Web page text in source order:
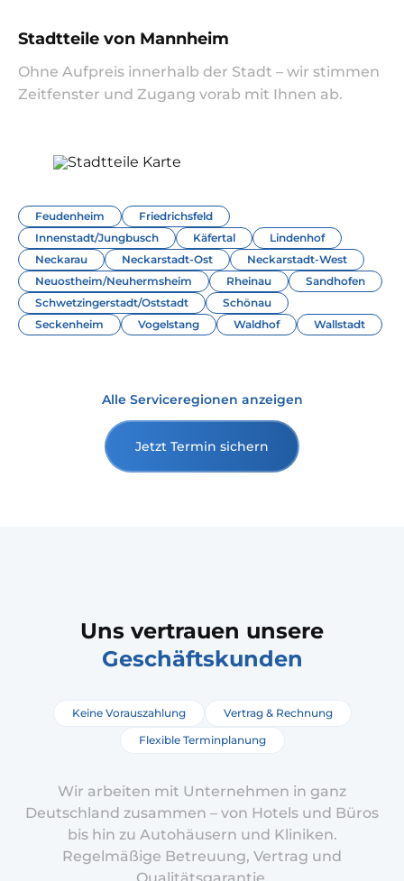
Stadtteile von Mannheim
Ohne Aufpreis innerhalb der Stadt – wir stimmen
Zeitfenster und Zugang vorab mit Ihnen ab.
Feudenheim
Friedrichsfeld
Innenstadt/Jungbusch
Käfertal
Lindenhof
Neckarau
Neckarstadt-Ost
Neckarstadt-West
Neuostheim/Neuhermsheim
Rheinau
Sandhofen
Schwetzingerstadt/Oststadt
Schönau
Seckenheim
Vogelstang Waldhof Wallstadt
Alle Serviceregionen anzeigen
Jetzt Termin sichern
Uns vertrauen unsere
Geschäftskunden
Keine Vorauszahlung
Vertrag & Rechnung
Flexible Terminplanung
Wir arbeiten mit Unternehmen in ganz
Deutschland zusammen – von Hotels und Büros
bis hin zu Autohäusern und Kliniken.
Regelmäßige Betreuung, Vertrag und